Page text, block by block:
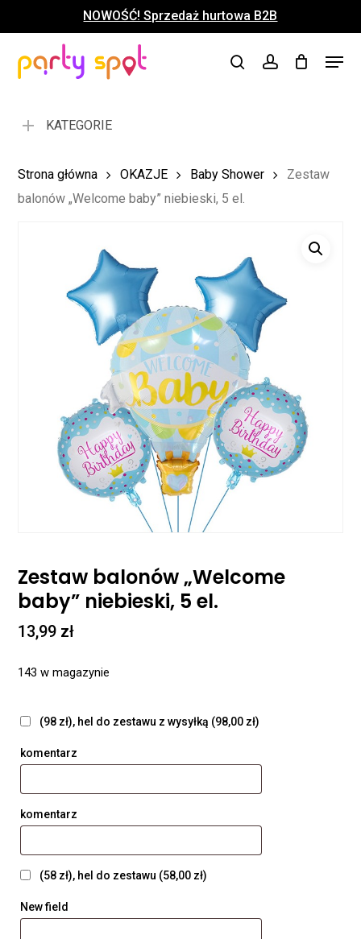
to
content
NOWOŚĆ! Sprzedaż hurtowa B2B
searchaccount
Menu
Koszyk Close
KATEGORIE
Strona główna OKAZJE Baby Shower
Zestaw
balonów „Welcome baby” niebieski, 5 el.
Zestaw balonów „Welcome
baby” niebieski, 5 el.
13,99 zł
143 w magazynie
(98 zł), hel do zestawu z wysyłką (98,00 zł)
komentarz
komentarz
(58 zł), hel do zestawu (58,00 zł)
New field
Menu